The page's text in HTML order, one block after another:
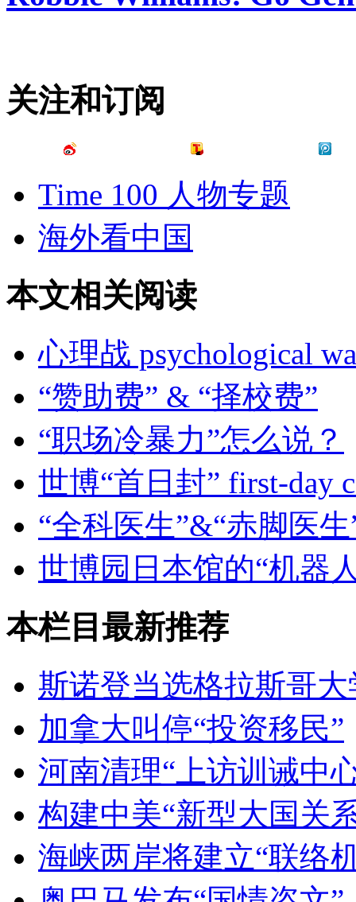
关注和订阅
Time 100 人物专题
海外看中国
本文相关阅读
心理战 psychological
“赞助费” & “择校费”
“职场冷暴力”怎么说？
世博“首日封” first-day
“全科医生”&“赤脚医生
世博园日本馆的“机器
本栏目最新推荐
斯诺登当选格拉斯哥大
加拿大叫停“投资移民”
河南清理“上访训诫中
构建中美“新型大国关
海峡两岸将建立“联络